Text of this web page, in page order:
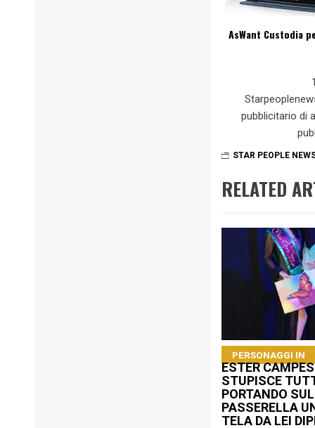
AsWant Custodia
pubblicitario di
STAR PEOPLE
RELATED
PERSONAGGI IN
ESTER
STUPISCE
PORTANDO
PASSERELLA
TELA DA LEI